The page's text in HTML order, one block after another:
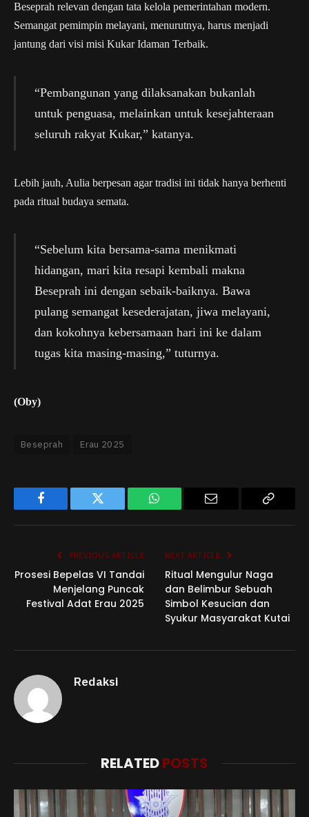
Beseprah relevan dengan tata kelola pemerintahan modern.
Semangat pemimpin melayani, menurutnya, harus menjadi
jantung dari visi misi Kukar Idaman Terbaik.
“Pembangunan yang dilaksanakan bukanlah
untuk penguasa, melainkan untuk kesejahteraan
seluruh rakyat Kukar,” katanya.
Lebih jauh, Aulia berpesan agar tradisi ini tidak hanya berhenti
pada ritual budaya semata.
“Sebelum kita bersama-sama menikmati
hidangan, mari kita resapi kembali makna
Beseprah ini dengan sebaik-baiknya. Bawa
pulang semangat kesederajatan, jiwa melayani,
dan kokohnya kebersamaan hari ini ke dalam
tugas kita masing-masing,” tuturnya.
(Oby)
Beseprah Erau 2025
Facebook Twitter WhatsApp
PREVIOUS ARTICLE
Prosesi Bepelas VI Tandai
Menjelang Puncak
Festival Adat Erau 2025
NEXT ARTICLE
Ritual Mengulur Naga
dan Belimbur Sebuah
Simbol Kesucian dan
Syukur Masyarakat Kutai
Redaksi
RELATEDPOSTS